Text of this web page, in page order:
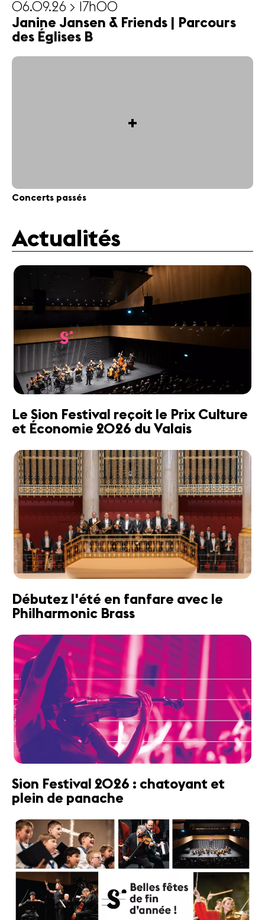
06.09.26 > 17h00
Janine Jansen & Friends | Parcours
des Églises B
+
Concerts passés
Actualités
Le Sion Festival reçoit le Prix Culture
et Économie 2026 du Valais
Débutez l'été en fanfare avec le
Philharmonic Brass
Sion Festival 2026 : chatoyant et
plein de panache